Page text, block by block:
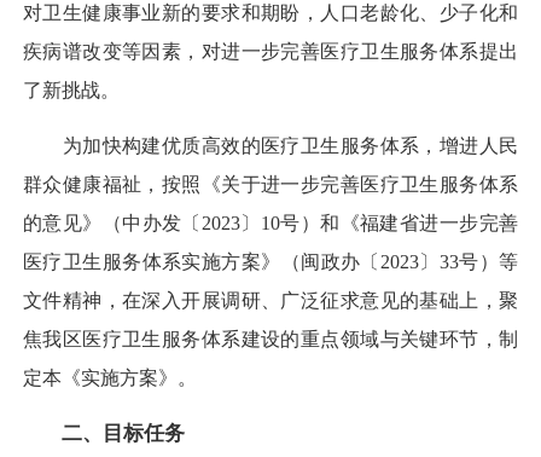
对卫生健康事业新的要求和期盼，人口老龄化、少子化和
疾病谱改变等因素，对进一步完善医疗卫生服务体系提出
了新挑战。
为加快构建优质高效的医疗卫生服务体系，增进人民
群众健康福祉，按照《关于进一步完善医疗卫生服务体系
的意见》（中办发〔2023〕10号）和《福建省进一步完善
医疗卫生服务体系实施方案》（闽政办〔2023〕33号）等
文件精神，在深入开展调研、广泛征求意见的基础上，聚
焦我区医疗卫生服务体系建设的重点领域与关键环节，制
定本《实施方案》。
二、目标任务